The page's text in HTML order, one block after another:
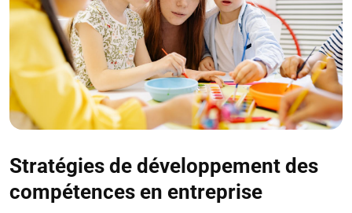
Stratégies de développement des
compétences en entreprise